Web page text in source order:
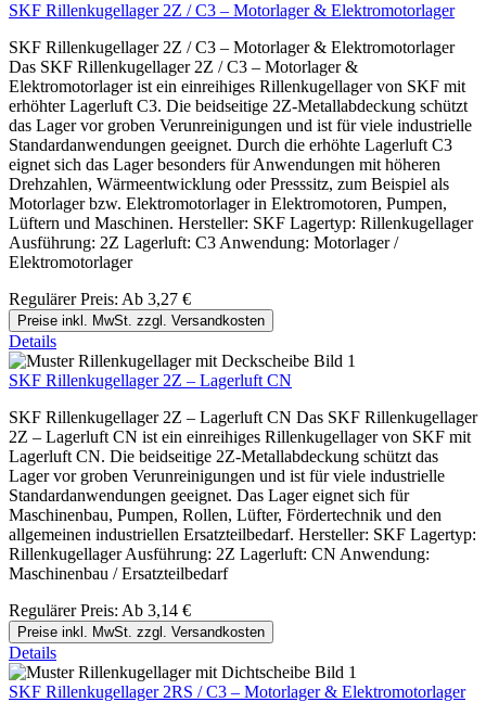
SKF Rillenkugellager 2Z / C3 – Motorlager & Elektromotorlager
SKF Rillenkugellager 2Z / C3 – Motorlager & Elektromotorlager
Das SKF Rillenkugellager 2Z / C3 – Motorlager &
Elektromotorlager ist ein einreihiges Rillenkugellager von SKF mit
erhöhter Lagerluft C3. Die beidseitige 2Z-Metallabdeckung schützt
das Lager vor groben Verunreinigungen und ist für viele industrielle
Standardanwendungen geeignet. Durch die erhöhte Lagerluft C3
eignet sich das Lager besonders für Anwendungen mit höheren
Drehzahlen, Wärmeentwicklung oder Presssitz, zum Beispiel als
Motorlager bzw. Elektromotorlager in Elektromotoren, Pumpen,
Lüftern und Maschinen. Hersteller: SKF Lagertyp: Rillenkugellager
Ausführung: 2Z Lagerluft: C3 Anwendung: Motorlager /
Elektromotorlager
Regulärer Preis: Ab 3,27 €
Preise inkl. MwSt. zzgl. Versandkosten
Details
SKF Rillenkugellager 2Z – Lagerluft CN
SKF Rillenkugellager 2Z – Lagerluft CN Das SKF Rillenkugellager
2Z – Lagerluft CN ist ein einreihiges Rillenkugellager von SKF mit
Lagerluft CN. Die beidseitige 2Z-Metallabdeckung schützt das
Lager vor groben Verunreinigungen und ist für viele industrielle
Standardanwendungen geeignet. Das Lager eignet sich für
Maschinenbau, Pumpen, Rollen, Lüfter, Fördertechnik und den
allgemeinen industriellen Ersatzteilbedarf. Hersteller: SKF Lagertyp:
Rillenkugellager Ausführung: 2Z Lagerluft: CN Anwendung:
Maschinenbau / Ersatzteilbedarf
Regulärer Preis: Ab 3,14 €
Preise inkl. MwSt. zzgl. Versandkosten
Details
SKF Rillenkugellager 2RS / C3 – Motorlager & Elektromotorlager